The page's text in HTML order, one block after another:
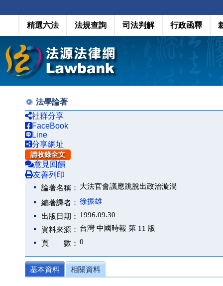
精選六法 法規查詢 司法判解 行政函釋
法學論著
社群分享
FaceBook
Line
分享網址
請收錄全文
意見回饋
友善列印
論著名稱： 大法官會議應跳脫出政治漩渦
編著譯者： 徐振雄
出版日期： 1996.09.30
資料來源： 台灣 中國時報 第 11 版
頁 數： 0
基本資料 相關資料